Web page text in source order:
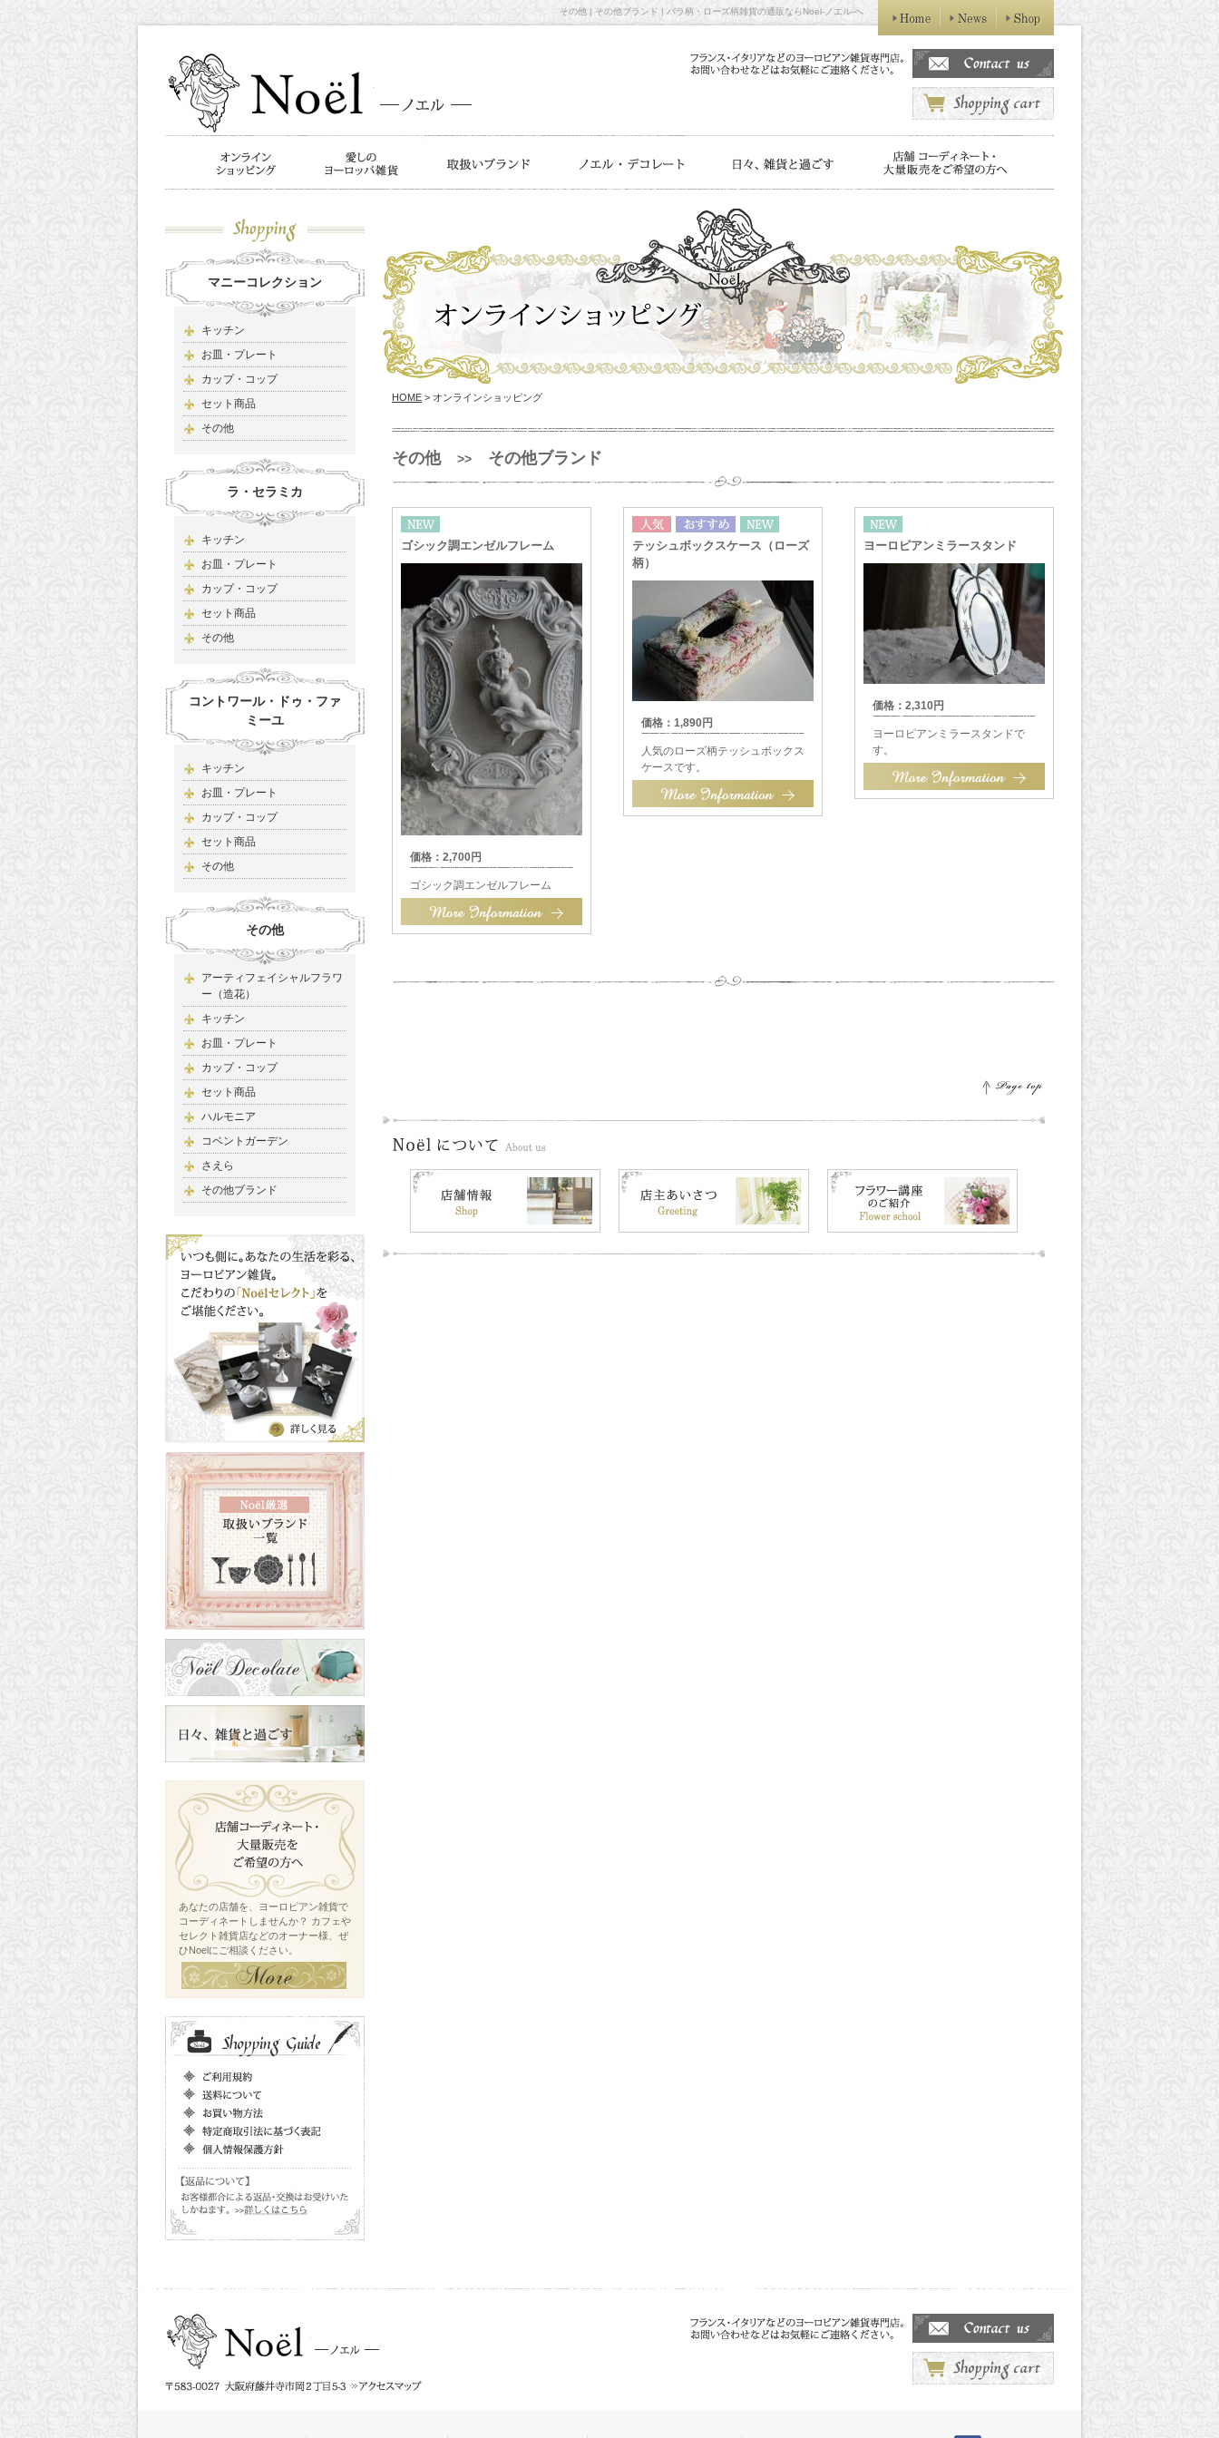
その他 | その他ブランド | バラ柄・ローズ柄雑貨の通販ならNoel-ノエル-へ
マニーコレクション
キッチン
お皿・プレート
カップ・コップ
セット商品
その他
ラ・セラミカ
キッチン
お皿・プレート
カップ・コップ
セット商品
その他
コントワール・ドゥ・ファ
ミーユ
キッチン
お皿・プレート
カップ・コップ
セット商品
その他
その他
アーティフェイシャルフラワ
ー（造花）
キッチン
お皿・プレート
カップ・コップ
セット商品
ハルモニア
コベントガーデン
さえら
その他ブランド
あなたの店舗を、ヨーロピアン雑貨で
コーディネートしませんか？ カフェや
セレクト雑貨店などのオーナー様、ぜ
ひNoelにご相談ください。
HOME > オンラインショッピング
その他 >> その他ブランド
ゴシック調エンゼルフレーム
価格：2,700円
ゴシック調エンゼルフレーム
テッシュボックスケース（ローズ
柄）
価格：1,890円
人気のローズ柄テッシュボックス
ケースです。
ヨーロピアンミラースタンド
価格：2,310円
ヨーロピアンミラースタンドで
す。